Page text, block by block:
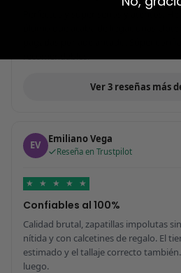
Ver 3 reseñas más
EV Emiliano Vega
Reseña en Trustpilot
★ ★ ★ ★ ★
Confiables al 100%
Calidad brutal, zapatillas impolutas
nítida y con calcetines de regalo. El
estimado y el tallaje correcto
luego.